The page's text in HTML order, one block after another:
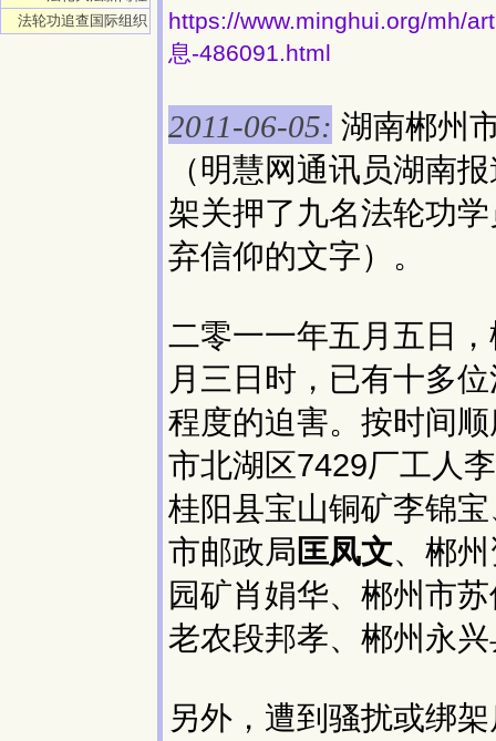
法轮功追查国际组织
https://www.minghui.org/mh/
息-486091.html
2011-06-05: 湖南郴州
（明慧网通讯员湖南
架关押了九名法轮功
弃信仰的文字）。
二零一一年五月五日
月三日时，已有十多
程度的迫害。按时间
市北湖区7429厂工人
桂阳县宝山铜矿李锦
市邮政局 匡凤文、郴
园矿肖娟华、郴州市
老农段邦孝、郴州永
另外，遭到骚扰或绑